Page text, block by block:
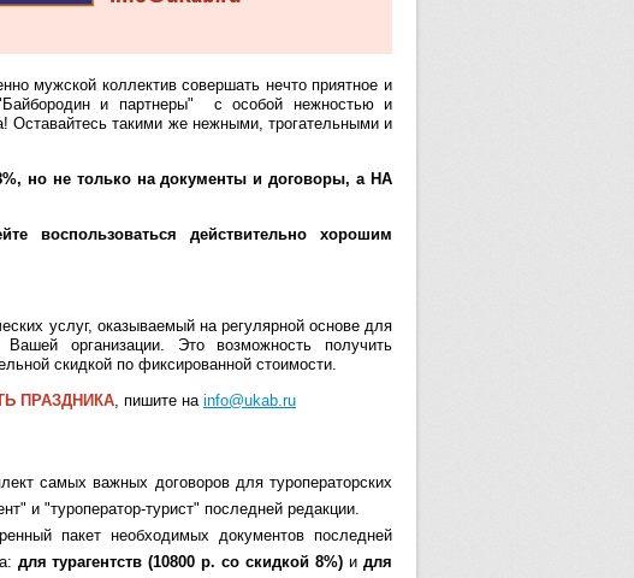
мужской коллектив совершать нечто приятное и
и партнеры" с особой нежностью и
Оставайтесь такими же нежными, трогательными и
но не только на документы и договоры, а НА
воспользоваться действительно хорошим
услуг, оказываемый на регулярной основе для
организации. Это возможность получить
скидкой по фиксированной стоимости.
ПРАЗДНИКА, пишите на info@ukab.ru
самых важных договоров для туроператорских
и "туроператор-турист" последней редакции.
пакет необходимых документов последней
для турагентств (10800 р. со скидкой 8%) идля